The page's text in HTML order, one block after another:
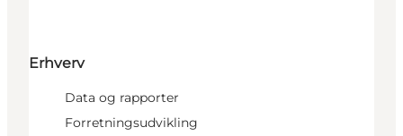
Erhverv
Data og rapporter
Forretningsudvikling